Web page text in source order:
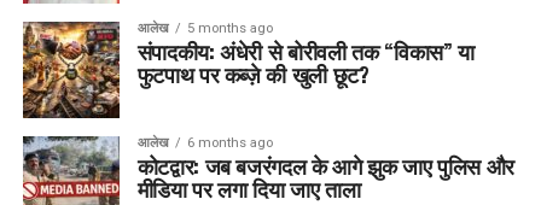
आलेख 5 months ago
संपादकीय: अंधेरी से बोरीवली तक “विकास” या
फुटपाथ पर कब्ज़े की खुली छूट?
आलेख 6 months ago
कोटद्वार: जब बजरंगदल के आगे झुक जाए पुलिस और
मीडिया पर लगा दिया जाए ताला